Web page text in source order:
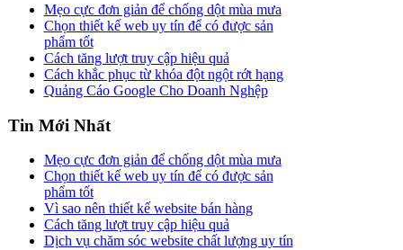
Mẹo cực đơn giản để chống dột mùa mưa
Chọn thiết kế web uy tín để có được sản
phẩm tốt
Cách tăng lượt truy cập hiệu quả
Cách khắc phục từ khóa đột ngột rớt hạng
Quảng Cáo Google Cho Doanh Nghệp
Tin Mới Nhất
Mẹo cực đơn giản để chống dột mùa mưa
Chọn thiết kế web uy tín để có được sản
phẩm tốt
Vì sao nên thiết kế website bán hàng
Cách tăng lượt truy cập hiệu quả
Dịch vụ chăm sóc website chất lượng uy tín